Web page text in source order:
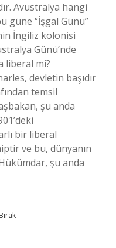
Avustralya hangi
güne “İşgal Günü”
İngiliz kolonisi
Günü’nde
liberal mi?
devletin başıdır
temsil
şu anda
bir liberal
ve bu, dünyanın
şu anda